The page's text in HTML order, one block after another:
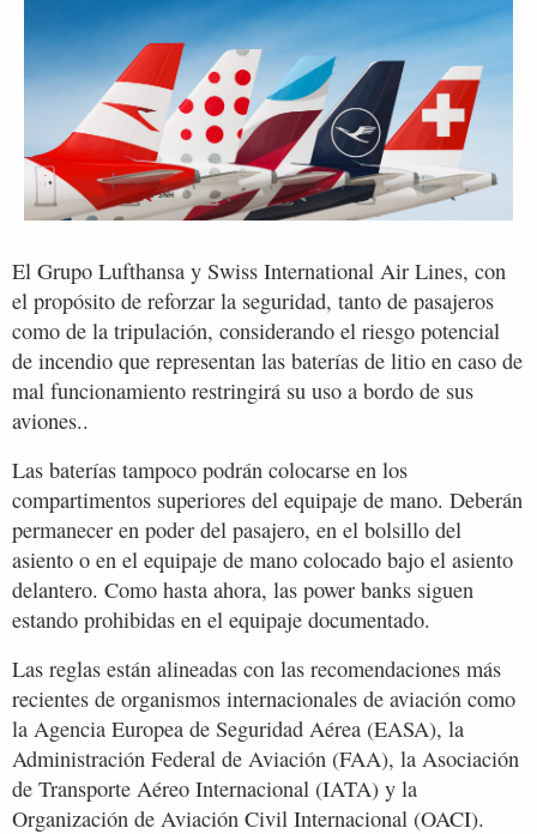
El Grupo Lufthansa y Swiss International Air Lines, con
el propósito de reforzar la seguridad, tanto de pasajeros
como de la tripulación, considerando el riesgo potencial
de incendio que representan las baterías de litio en caso de
mal funcionamiento restringirá su uso a bordo de sus
aviones..
Las baterías tampoco podrán colocarse en los
compartimentos superiores del equipaje de mano. Deberán
permanecer en poder del pasajero, en el bolsillo del
asiento o en el equipaje de mano colocado bajo el asiento
delantero. Como hasta ahora, las power banks siguen
estando prohibidas en el equipaje documentado.
Las reglas están alineadas con las recomendaciones más
recientes de organismos internacionales de aviación como
la Agencia Europea de Seguridad Aérea (EASA), la
Administración Federal de Aviación (FAA), la Asociación
de Transporte Aéreo Internacional (IATA) y la
Organización de Aviación Civil Internacional (OACI).